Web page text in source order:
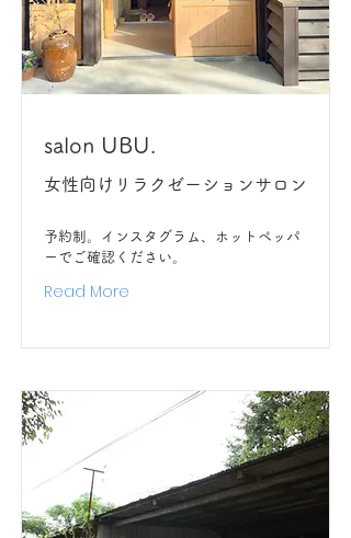
salon UBU.
女性向けリラクゼーションサロン
予約制。インスタグラム、ホットペッパ
ーでご確認ください。
Read More